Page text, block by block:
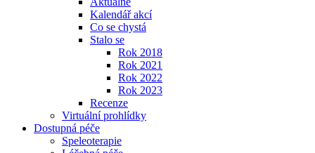
Kalendář akcí
Co se chystá
Stalo se
Rok 2018
Rok 2021
Rok 2022
Rok 2023
Recenze
Virtuální prohlídky
Dostupná péče
Speleoterapie